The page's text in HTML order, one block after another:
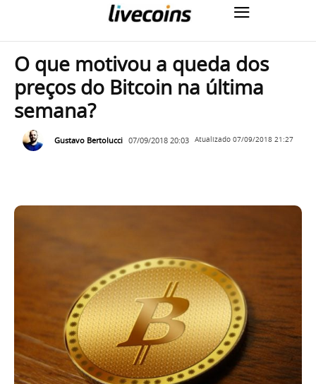
O que motivou a queda dos
preços do Bitcoin na última
semana?
Gustavo Bertolucci 07/09/2018 20:03 Atualizado 07/09/2018 21:27